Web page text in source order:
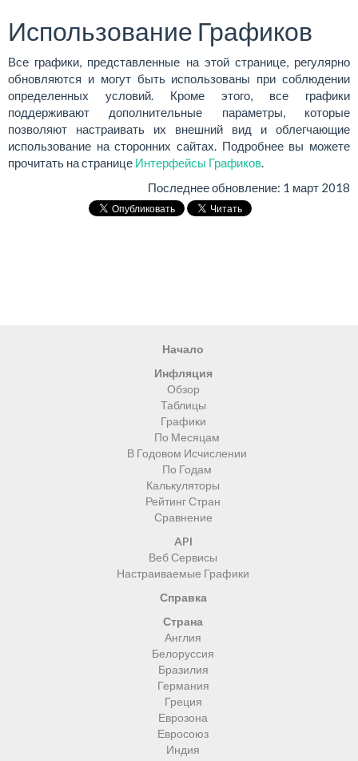
Использование Графиков
Все графики, представленные на этой странице, регулярно
обновляются и могут быть использованы при соблюдении
определенных условий. Кроме этого, все графики
поддерживают дополнительные параметры, которые
позволяют настраивать их внешний вид и облегчающие
использование на сторонних сайтах. Подробнее вы можете
прочитать на странице Интерфейсы Графиков.
Последнее обновление: 1 март 2018
Начало
Инфляция
Обзор
Таблицы
Графики
По Месяцам
В Годовом Исчислении
По Годам
Калькуляторы
Рейтинг Стран
Сравнение
API
Веб Сервисы
Настраиваемые Графики
Справка
Страна
Англия
Белоруссия
Бразилия
Германия
Греция
Еврозона
Евросоюз
Индия